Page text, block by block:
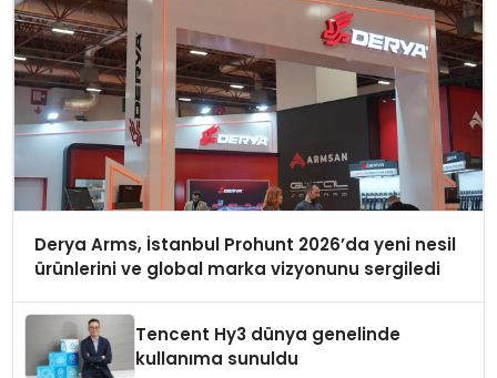
Derya Arms, İstanbul Prohunt 2026’da yeni nesil
ürünlerini ve global marka vizyonunu sergiledi
Tencent Hy3 dünya genelinde
kullanıma sunuldu